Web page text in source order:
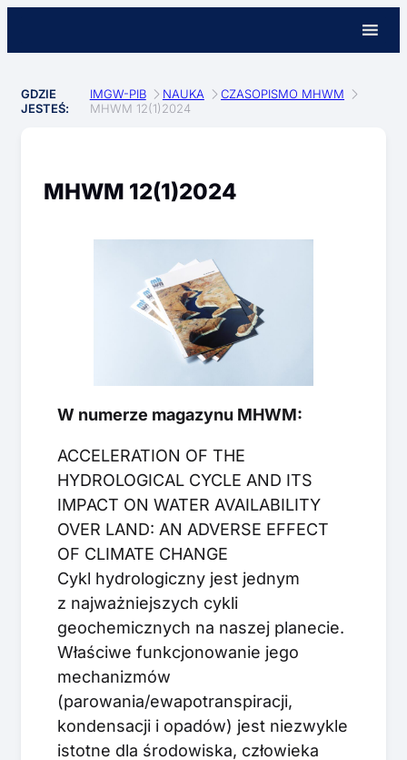
GDZIE
JESTEŚ:
IMGW-PIB NAUKA
CZASOPISMO MHWM
MHWM 12(1)2024
MHWM 12(1)2024
W numerze magazynu MHWM:
ACCELERATION OF THE
HYDROLOGICAL CYCLE AND ITS
IMPACT ON WATER AVAILABILITY
OVER LAND: AN ADVERSE EFFECT
OF CLIMATE CHANGE
Cykl hydrologiczny jest jednym
z najważniejszych cykli
geochemicznych na naszej planecie.
Właściwe funkcjonowanie jego
mechanizmów
(parowania/ewapotranspiracji,
kondensacji i opadów) jest niezwykle
istotne dla środowiska, człowieka